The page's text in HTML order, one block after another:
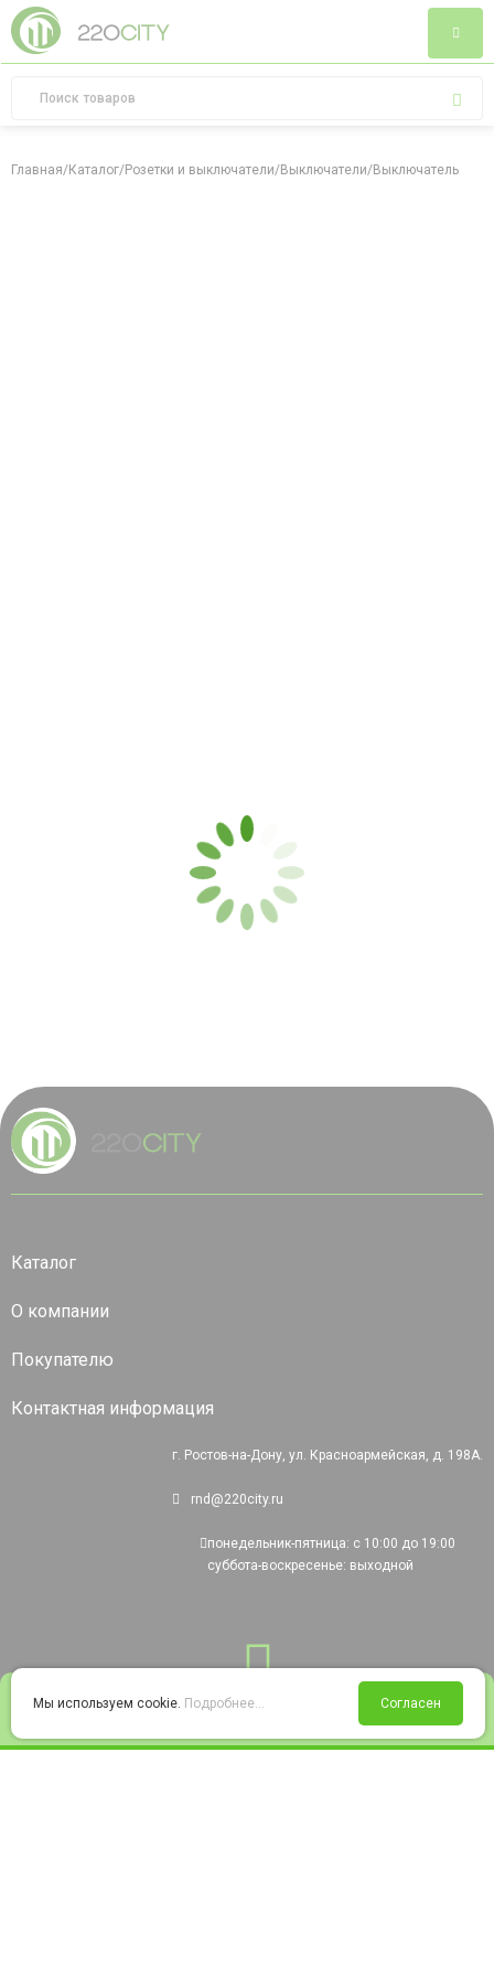
Войти Избранное Корзина
Главная/Каталог/Розетки и выключатели/Выключатели/Выключатель
Каталог
О компании
Покупателю
Контактная информация
г. Ростов-на-Дону, ул. Красноармейская, д. 198А.
rnd@220city.ru
понедельник-пятница: с 10:00 до 19:00
суббота-воскресенье: выходной
Мы используем cookie. Подробнее... Согласен